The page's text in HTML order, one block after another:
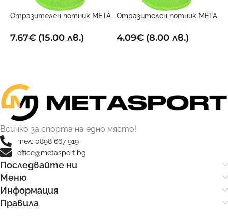
Отразителен потник META
7.67€ (15.00 лв.)
Отразителен потник META
4.09€(8.00 лв.)
Всичко за спорта на едно място!
тел: 0898 667 919
office@metasport.bg
Последвайте ни
Меню
Информация
Правила